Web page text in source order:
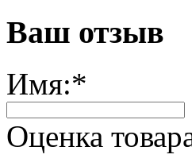
Ваш отзыв
Имя:*
Оценка